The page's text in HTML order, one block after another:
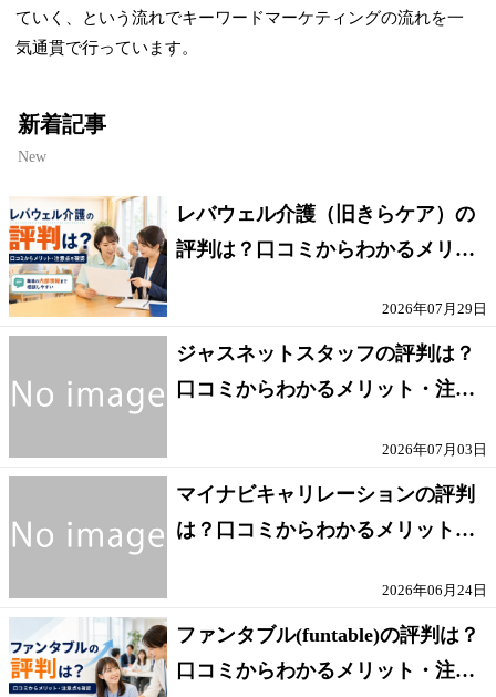
ていく、という流れでキーワードマーケティングの流れを一
気通貫で行っています。
新着記事
New
レバウェル介護（旧きらケア）の
評判は？口コミからわかるメリッ
2026年07月29日
ジャスネットスタッフの評判は？
口コミからわかるメリット・注意
2026年07月03日
マイナビキャリレーションの評判
は？口コミからわかるメリット・
2026年06月24日
ファンタブル(funtable)の評判は？
口コミからわかるメリット・注意